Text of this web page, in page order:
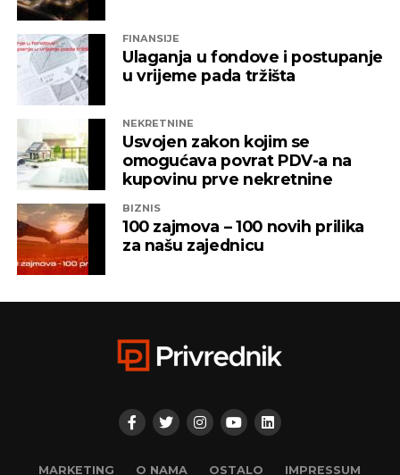
FINANSIJE
Ulaganja u fondove i postupanje
u vrijeme pada tržišta
NEKRETNINE
Usvojen zakon kojim se
omogućava povrat PDV-a na
kupovinu prve nekretnine
BIZNIS
100 zajmova – 100 novih prilika
za našu zajednicu
MARKETING O NAMA OSTALO IMPRESSUM